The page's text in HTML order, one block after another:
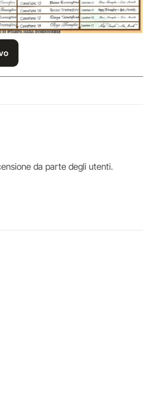
da parte degli utenti.